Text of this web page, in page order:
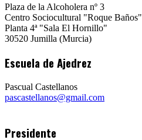
Plaza de la Alcoholera nº 3
Centro Sociocultural "Roque Baños"
Planta 4ª "Sala El Hornillo"
30520 Jumilla (Murcia)
Escuela de Ajedrez
Pascual Castellanos
pascastellanos@gmail.com
Presidente